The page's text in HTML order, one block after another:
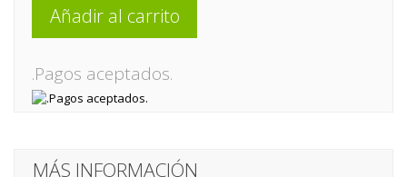
Añadir al carrito
.Pagos aceptados.
MÁS INFORMACIÓN